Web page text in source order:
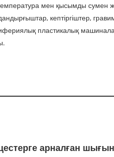
мен қысымды сумен
кептіргіштер,
пластикалық
арналған